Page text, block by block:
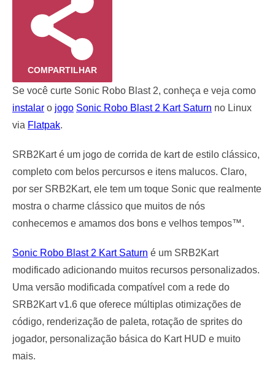
COMPARTILHAR
Se você curte Sonic Robo Blast 2, conheça e veja como
instalar o jogo Sonic Robo Blast 2 Kart Saturn no Linux
via Flatpak.
SRB2Kart é um jogo de corrida de kart de estilo clássico,
completo com belos percursos e itens malucos. Claro,
por ser SRB2Kart, ele tem um toque Sonic que realmente
mostra o charme clássico que muitos de nós
conhecemos e amamos dos bons e velhos tempos™.
Sonic Robo Blast 2 Kart Saturn é um SRB2Kart
modificado adicionando muitos recursos personalizados.
Uma versão modificada compatível com a rede do
SRB2Kart v1.6 que oferece múltiplas otimizações de
código, renderização de paleta, rotação de sprites do
jogador, personalização básica do Kart HUD e muito
mais.